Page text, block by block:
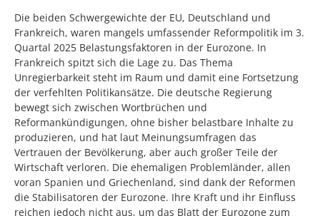
Die beiden Schwergewichte der EU, Deutschland und
Frankreich, waren mangels umfassender Reformpolitik im 3.
Quartal 2025 Belastungsfaktoren in der Eurozone. In
Frankreich spitzt sich die Lage zu. Das Thema
Unregierbarkeit steht im Raum und damit eine Fortsetzung
der verfehlten Politikansätze. Die deutsche Regierung
bewegt sich zwischen Wortbrüchen und
Reformankündigungen, ohne bisher belastbare Inhalte zu
produzieren, und hat laut Meinungsumfragen das
Vertrauen der Bevölkerung, aber auch großer Teile der
Wirtschaft verloren. Die ehemaligen Problemländer, allen
voran Spanien und Griechenland, sind dank der Reformen
die Stabilisatoren der Eurozone. Ihre Kraft und ihr Einfluss
reichen jedoch nicht aus, um das Blatt der Eurozone zum